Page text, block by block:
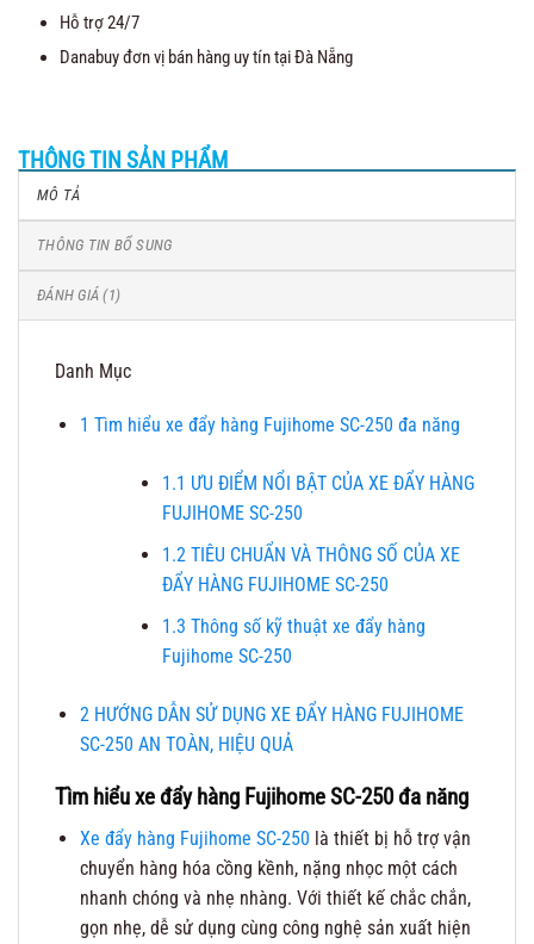
Hỗ trợ 24/7
Danabuy đơn vị bán hàng uy tín tại Đà Nẵng
THÔNG TIN SẢN PHẨM
MÔ TẢ
THÔNG TIN BỔ SUNG
ĐÁNH GIÁ (1)
Danh Mục
1 Tìm hiểu xe đẩy hàng Fujihome SC-250 đa năng
1.1 ƯU ĐIỂM NỔI BẬT CỦA XE ĐẨY HÀNG
FUJIHOME SC-250
1.2TIÊU CHUẨN VÀ THÔNG SỐ CỦA XE
ĐẨY HÀNG FUJIHOME SC-250
1.3 Thông số kỹ thuật xe đẩy hàng
Fujihome SC-250
2 HƯỚNG DẪN SỬ DỤNG XE ĐẨY HÀNG FUJIHOME
SC-250 AN TOÀN, HIỆU QUẢ
Tìm hiểu xe đẩy hàng Fujihome SC-250 đa năng
Xe đẩy hàng Fujihome SC-250 là thiết bị hỗ trợ vận
chuyển hàng hóa cồng kềnh, nặng nhọc một cách
nhanh chóng và nhẹ nhàng. Với thiết kế chắc chắn,
gọn nhẹ, dễ sử dụng cùng công nghệ sản xuất hiện